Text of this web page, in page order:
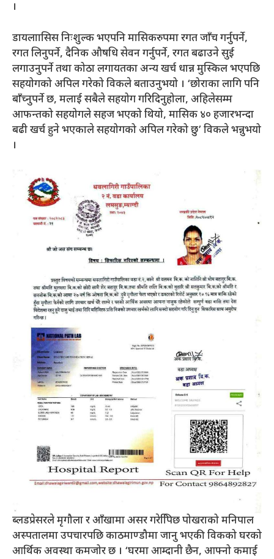
।
डायलाासिस निःशुल्क भएपनि मासिकरुपमा रगत जाँच गर्नुपर्ने,
रगत लिनुपर्ने, दैनिक औषधि सेवन गर्नुपर्ने, रगत बढाउने सुई
लगाउनुपर्ने तथा कोठा लगायतका अन्य खर्च धान्न मुस्किल भएपछि
सहयोगको अपिल गरेको विकले बताउनुभयो । ‘छोराका लागि पनि
बाँच्नुपर्ने छ, मलाई सबैले सहयोग गरिदिनुहोला, अहिलेसम्म
आफन्तको सहयोगले सहज भएको थियो, मासिक ४० हजारभन्दा
बढी खर्च हुने भएकाले सहयोगको अपिल गरेको छु’ विकले भन्नुभयो
।
ब्लडप्रेसरले मृगौला र आँखामा असर गरेपििछ पोखराको मनिपाल
अस्पतालमा उपचारपछि काठमाण्डौमा जानु भएकी विकको घरको
आर्थिक अवस्था कमजोर छ । ‘घरमा आम्दानी छैन, आफ्नो कमाई